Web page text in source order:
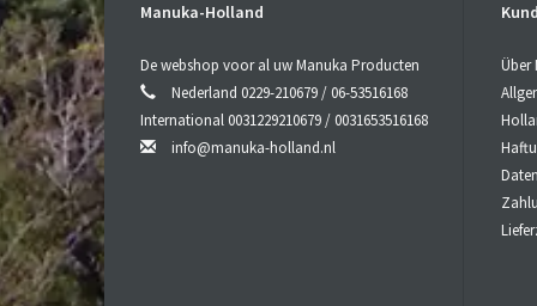
Manuka-Holland
De webshop voor al uw Manuka Producten
Nederland 0229-210679 / 06-53516168
International 0031229210679 / 0031653516168
info@manuka-holland.nl
Über